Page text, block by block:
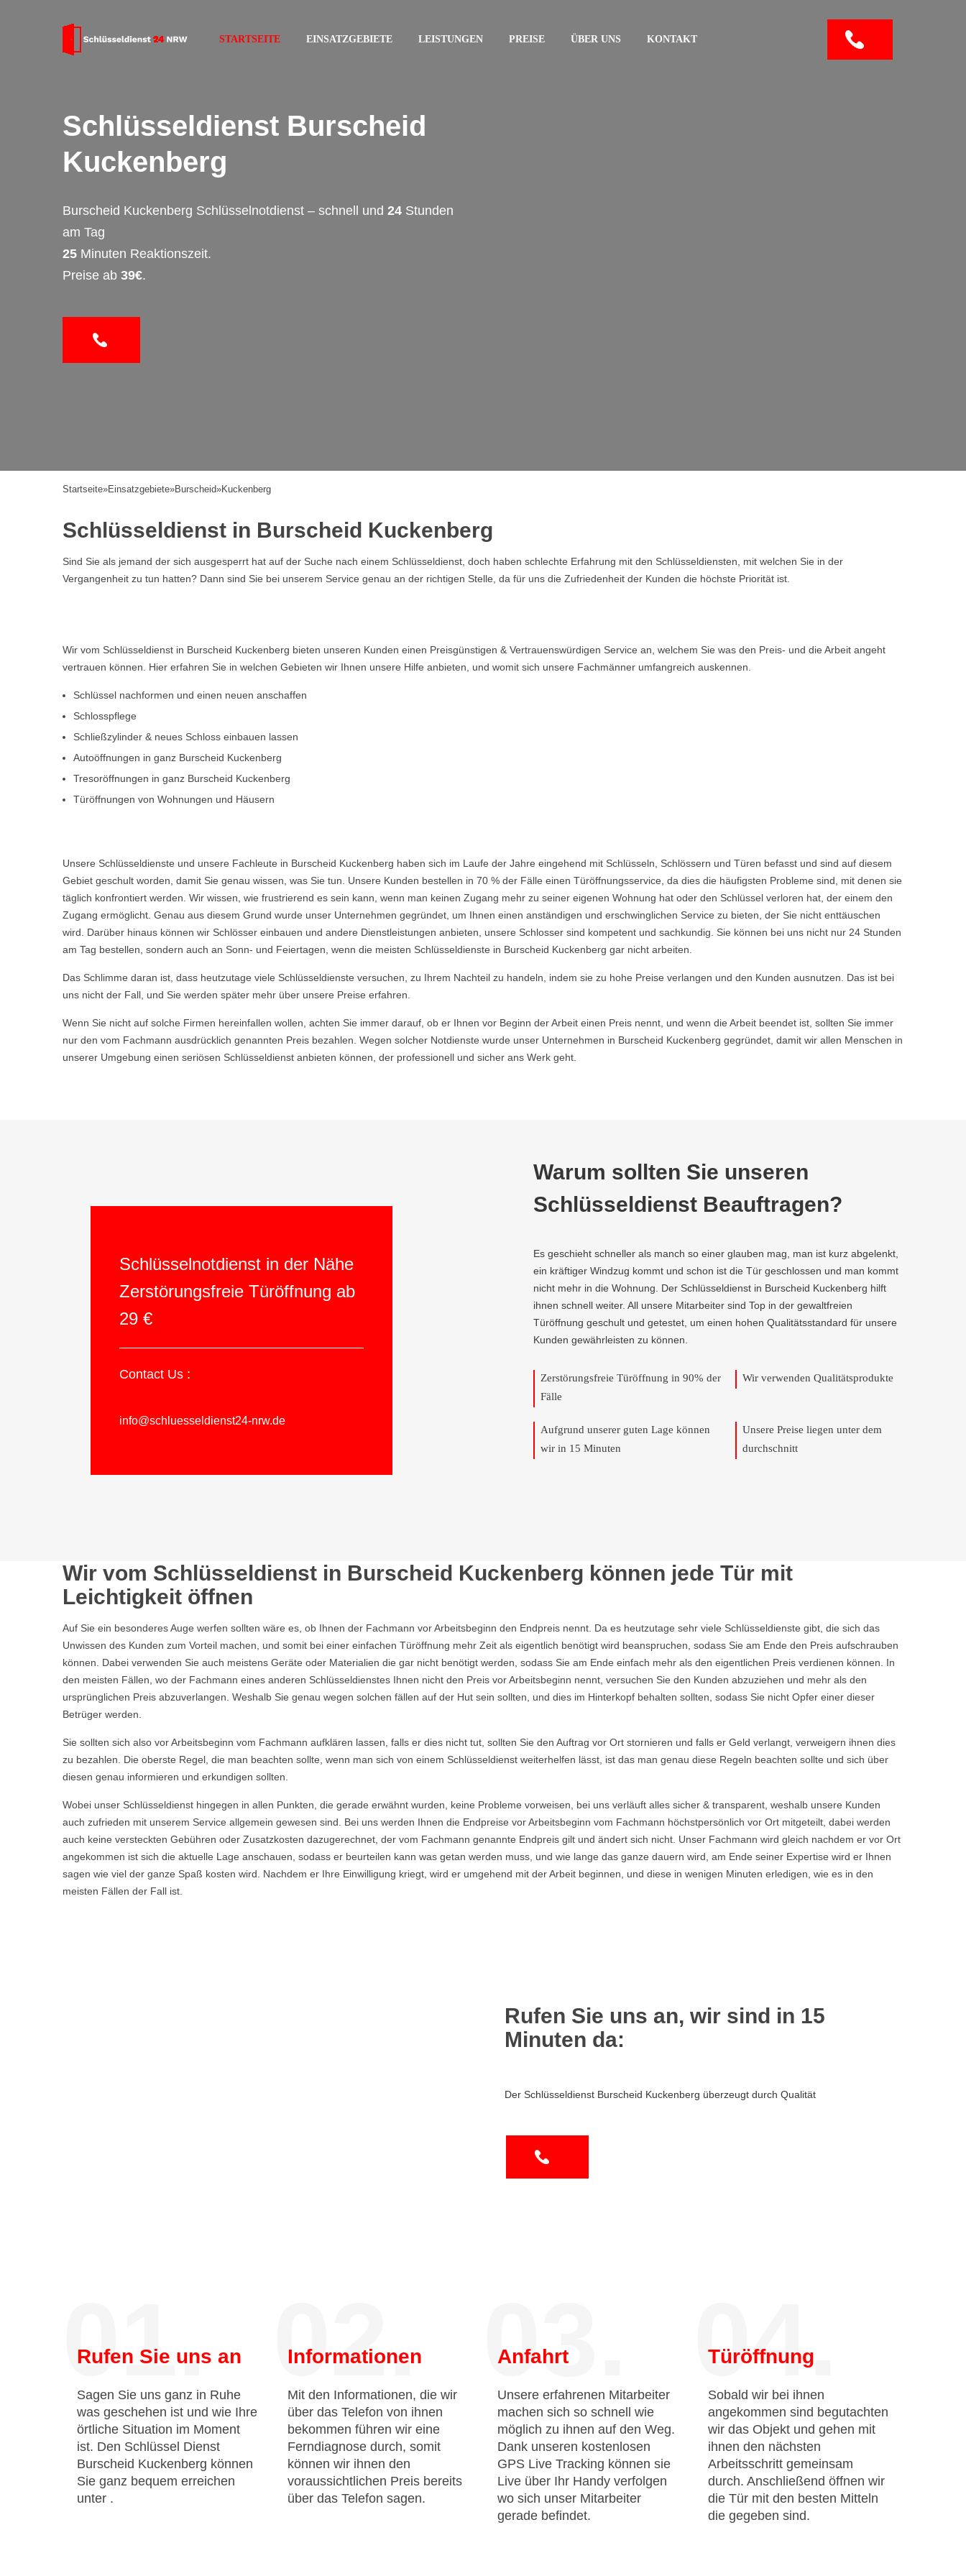
STARTSEITE EINSATZGEBIETE LEISTUNGEN PREISE ÜBER UNS KONTAKT
Schlüsseldienst Burscheid
Kuckenberg
Burscheid Kuckenberg Schlüsselnotdienst – schnell und 24 Stunden
am Tag
25 Minuten Reaktionszeit.
Preise ab 39€.
Startseite»Einsatzgebiete»Burscheid»Kuckenberg
Schlüsseldienst in Burscheid Kuckenberg
Sind Sie als jemand der sich ausgesperrt hat auf der Suche nach einem Schlüsseldienst, doch haben schlechte Erfahrung mit den Schlüsseldiensten, mit welchen Sie in der
Vergangenheit zu tun hatten? Dann sind Sie bei unserem Service genau an der richtigen Stelle, da für uns die Zufriedenheit der Kunden die höchste Priorität ist.
Wir vom Schlüsseldienst in Burscheid Kuckenberg bieten unseren Kunden einen Preisgünstigen & Vertrauenswürdigen Service an, welchem Sie was den Preis- und die Arbeit angeht
vertrauen können. Hier erfahren Sie in welchen Gebieten wir Ihnen unsere Hilfe anbieten, und womit sich unsere Fachmänner umfangreich auskennen.
Schlüssel nachformen und einen neuen anschaffen
Schlosspflege
Schließzylinder & neues Schloss einbauen lassen
Autoöffnungen in ganz Burscheid Kuckenberg
Tresoröffnungen in ganz Burscheid Kuckenberg
Türöffnungen von Wohnungen und Häusern
Unsere Schlüsseldienste und unsere Fachleute in Burscheid Kuckenberg haben sich im Laufe der Jahre eingehend mit Schlüsseln, Schlössern und Türen befasst und sind auf diesem
Gebiet geschult worden, damit Sie genau wissen, was Sie tun. Unsere Kunden bestellen in 70 % der Fälle einen Türöffnungsservice, da dies die häufigsten Probleme sind, mit denen sie
täglich konfrontiert werden. Wir wissen, wie frustrierend es sein kann, wenn man keinen Zugang mehr zu seiner eigenen Wohnung hat oder den Schlüssel verloren hat, der einem den
Zugang ermöglicht. Genau aus diesem Grund wurde unser Unternehmen gegründet, um Ihnen einen anständigen und erschwinglichen Service zu bieten, der Sie nicht enttäuschen
wird. Darüber hinaus können wir Schlösser einbauen und andere Dienstleistungen anbieten, unsere Schlosser sind kompetent und sachkundig. Sie können bei uns nicht nur 24 Stunden
am Tag bestellen, sondern auch an Sonn- und Feiertagen, wenn die meisten Schlüsseldienste in Burscheid Kuckenberg gar nicht arbeiten.
Das Schlimme daran ist, dass heutzutage viele Schlüsseldienste versuchen, zu Ihrem Nachteil zu handeln, indem sie zu hohe Preise verlangen und den Kunden ausnutzen. Das ist bei
uns nicht der Fall, und Sie werden später mehr über unsere Preise erfahren.
Wenn Sie nicht auf solche Firmen hereinfallen wollen, achten Sie immer darauf, ob er Ihnen vor Beginn der Arbeit einen Preis nennt, und wenn die Arbeit beendet ist, sollten Sie immer
nur den vom Fachmann ausdrücklich genannten Preis bezahlen. Wegen solcher Notdienste wurde unser Unternehmen in Burscheid Kuckenberg gegründet, damit wir allen Menschen in
unserer Umgebung einen seriösen Schlüsseldienst anbieten können, der professionell und sicher ans Werk geht.
Schlüsselnotdienst in der Nähe
Zerstörungsfreie Türöffnung ab
29 €
Contact Us :
info@schluesseldienst24-nrw.de
Warum sollten Sie unseren
Schlüsseldienst Beauftragen?
Es geschieht schneller als manch so einer glauben mag, man ist kurz abgelenkt,
ein kräftiger Windzug kommt und schon ist die Tür geschlossen und man kommt
nicht mehr in die Wohnung. Der Schlüsseldienst in Burscheid Kuckenberg hilft
ihnen schnell weiter. All unsere Mitarbeiter sind Top in der gewaltfreien
Türöffnung geschult und getestet, um einen hohen Qualitätsstandard für unsere
Kunden gewährleisten zu können.
Zerstörungsfreie Türöffnung in 90% der
Fälle
Wir verwenden Qualitätsprodukte
Aufgrund unserer guten Lage können
wir in 15 Minuten
Unsere Preise liegen unter dem
durchschnitt
Wir vom Schlüsseldienst in Burscheid Kuckenberg können jede Tür mit
Leichtigkeit öffnen
Auf Sie ein besonderes Auge werfen sollten wäre es, ob Ihnen der Fachmann vor Arbeitsbeginn den Endpreis nennt. Da es heutzutage sehr viele Schlüsseldienste gibt, die sich das
Unwissen des Kunden zum Vorteil machen, und somit bei einer einfachen Türöffnung mehr Zeit als eigentlich benötigt wird beanspruchen, sodass Sie am Ende den Preis aufschrauben
können. Dabei verwenden Sie auch meistens Geräte oder Materialien die gar nicht benötigt werden, sodass Sie am Ende einfach mehr als den eigentlichen Preis verdienen können. In
den meisten Fällen, wo der Fachmann eines anderen Schlüsseldienstes Ihnen nicht den Preis vor Arbeitsbeginn nennt, versuchen Sie den Kunden abzuziehen und mehr als den
ursprünglichen Preis abzuverlangen. Weshalb Sie genau wegen solchen fällen auf der Hut sein sollten, und dies im Hinterkopf behalten sollten, sodass Sie nicht Opfer einer dieser
Betrüger werden.
Sie sollten sich also vor Arbeitsbeginn vom Fachmann aufklären lassen, falls er dies nicht tut, sollten Sie den Auftrag vor Ort stornieren und falls er Geld verlangt, verweigern ihnen dies
zu bezahlen. Die oberste Regel, die man beachten sollte, wenn man sich von einem Schlüsseldienst weiterhelfen lässt, ist das man genau diese Regeln beachten sollte und sich über
diesen genau informieren und erkundigen sollten.
Wobei unser Schlüsseldienst hingegen in allen Punkten, die gerade erwähnt wurden, keine Probleme vorweisen, bei uns verläuft alles sicher & transparent, weshalb unsere Kunden
auch zufrieden mit unserem Service allgemein gewesen sind. Bei uns werden Ihnen die Endpreise vor Arbeitsbeginn vom Fachmann höchstpersönlich vor Ort mitgeteilt, dabei werden
auch keine versteckten Gebühren oder Zusatzkosten dazugerechnet, der vom Fachmann genannte Endpreis gilt und ändert sich nicht. Unser Fachmann wird gleich nachdem er vor Ort
angekommen ist sich die aktuelle Lage anschauen, sodass er beurteilen kann was getan werden muss, und wie lange das ganze dauern wird, am Ende seiner Expertise wird er Ihnen
sagen wie viel der ganze Spaß kosten wird. Nachdem er Ihre Einwilligung kriegt, wird er umgehend mit der Arbeit beginnen, und diese in wenigen Minuten erledigen, wie es in den
meisten Fällen der Fall ist.
Rufen Sie uns an, wir sind in 15
Minuten da:
Der Schlüsseldienst Burscheid Kuckenberg überzeugt durch Qualität
01.
Rufen Sie uns an
Sagen Sie uns ganz in Ruhe
was geschehen ist und wie Ihre
örtliche Situation im Moment
ist. Den Schlüssel Dienst
Burscheid Kuckenberg können
Sie ganz bequem erreichen
unter .
02.
Informationen
Mit den Informationen, die wir
über das Telefon von ihnen
bekommen führen wir eine
Ferndiagnose durch, somit
können wir ihnen den
voraussichtlichen Preis bereits
über das Telefon sagen.
03.
Anfahrt
Unsere erfahrenen Mitarbeiter
machen sich so schnell wie
möglich zu ihnen auf den Weg.
Dank unseren kostenlosen
GPS Live Tracking können sie
Live über Ihr Handy verfolgen
wo sich unser Mitarbeiter
gerade befindet.
04.
Türöffnung
Sobald wir bei ihnen
angekommen sind begutachten
wir das Objekt und gehen mit
ihnen den nächsten
Arbeitsschritt gemeinsam
durch. Anschließend öffnen wir
die Tür mit den besten Mitteln
die gegeben sind.